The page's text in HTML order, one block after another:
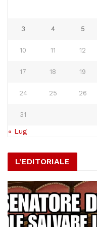
3 4 5
10 11 12
17 18 19
24 25 26
31
« Lug
L’EDITORIALE